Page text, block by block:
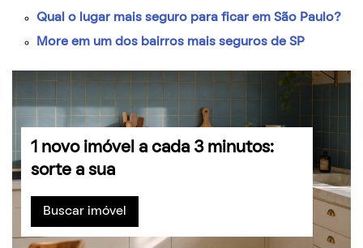
Qual o lugar mais seguro para ficar em São Paulo?
More em um dos bairros mais seguros de SP
1 novo imóvel a cada 3 minutos:
sorte a sua
Buscar imóvel